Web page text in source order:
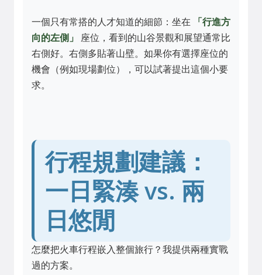
一個只有常搭的人才知道的細節：坐在
「行進方
向的左側」
座位，看到的山谷景觀和展望通常比
右側好。右側多貼著山壁。如果你有選擇座位的
機會（例如現場劃位），可以試著提出這個小要
求。
行程規劃建議：
一日緊湊 vs. 兩
日悠閒
怎麼把火車行程嵌入整個旅行？我提供兩種實戰
過的方案。